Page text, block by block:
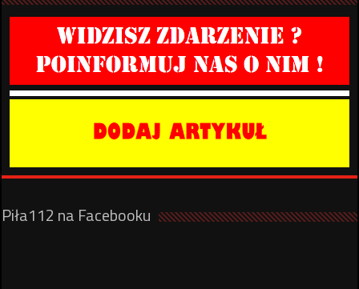
Piła112 na Facebooku